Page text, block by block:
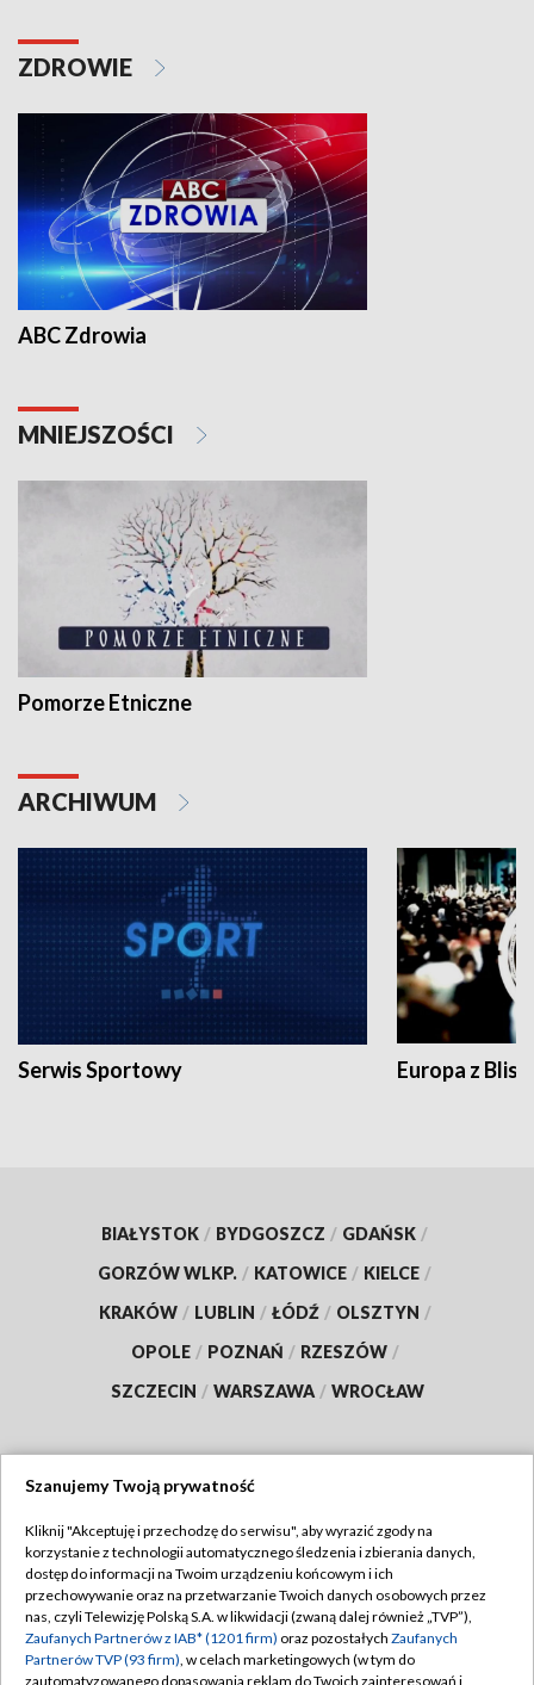
ZDROWIE
ABC Zdrowia
MNIEJSZOŚCI
Pomorze Etniczne
ARCHIWUM
Serwis Sportowy Europa z
BIAŁYSTOK / BYDGOSZCZ / GDAŃSK /
GORZÓW WLKP. / KATOWICE / KIELCE /
KRAKÓW / LUBLIN / ŁÓDŹ / OLSZTYN /
OPOLE / POZNAŃ / RZESZÓW /
SZCZECIN / WARSZAWA / WROCŁAW
TVP
Abonament TVP
Emisja w TVP
Centrum informacji TVP
Regulamin TVP
Polityka prywatności
Moje zgody
Szanujemy Twoją prywatność
Kliknij "Akceptuję i przechodzę do serwisu", aby wyrazić zgody na
korzystanie z technologii automatycznego śledzenia i zbierania danych,
dostęp do informacji na Twoim urządzeniu końcowym i ich
przechowywanie oraz na przetwarzanie Twoich danych osobowych przez
nas, czyli Telewizję Polską S.A. w likwidacji (zwaną dalej również „TVP”),
Zaufanych Partnerów z IAB* (1201 firm) oraz pozostałych Zaufanych
Partnerów TVP (93 firm), w celach marketingowych (w tym do
zautomatyzowanego dopasowania reklam do Twoich zainteresowań i